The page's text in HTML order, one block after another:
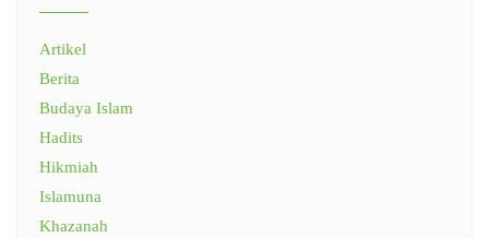
Artikel
Berita
Budaya Islam
Hadits
Hikmiah
Islamuna
Khazanah